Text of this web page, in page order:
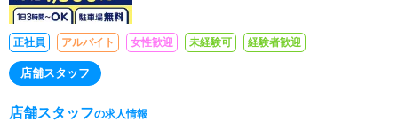
正社員 アルバイト 女性歓迎 未経験可 経験者歓迎
店舗スタッフ
店舗スタッフの求人情報